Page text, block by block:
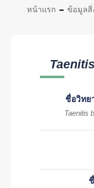
หน้าแรก ข้อมูลสิ่
ชื่อวิทย
Taenitis